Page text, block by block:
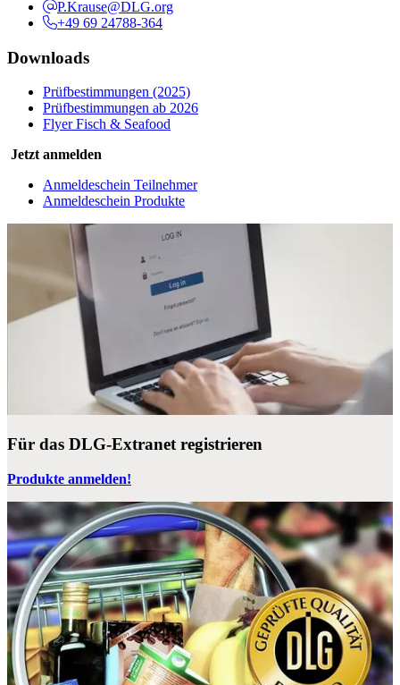
P.Krause@DLG.org
+49 69 24788-364
Downloads
Prüfbestimmungen (2025)
Prüfbestimmungen ab 2026
Flyer Fisch & Seafood
Jetzt anmelden
Anmeldeschein Teilnehmer
Anmeldeschein Produkte
Für das DLG-Extranet registrieren
Produkte anmelden!